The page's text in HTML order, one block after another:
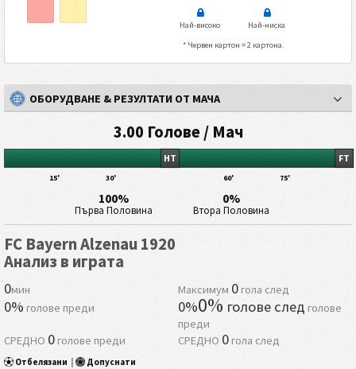
Най-високо
Най-ниска
* Червен картон = 2 картона.
ОБОРУДВАНЕ & РЕЗУЛТАТИ ОТ МАЧА
3.00 Голове / Мач
15' 30'
HT
60' 75'
FT
100%
Първа Половина
0%
Втора Половина
FC Bayern Alzenau 1920
Анализ в играта
0мин Максимум 0гола след
0% голове преди 0%0% голове след голове
преди
СРЕДНО 0голове преди СРЕДНО 0гола след
Отбелязани Допуснати